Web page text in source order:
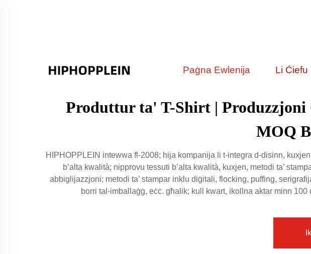
Paġna Ewlenija Li Ċiefu
Produttur ta' T-Shirt |
MOQ
HIPHOPPLEIN intewwa fl-2008; hija kompanija li t-integra d-disinn,
b’alta kwalità; nipprovu tessuti b’alta kwalità, kuxjen, metodi ta’
abbiglijazzjoni; metodi ta’ stampar inklu diġitali, flocking, puffing,
borri tal-imballaġġ, eċċ. għalik; kull kwart, ikollna aktar minn